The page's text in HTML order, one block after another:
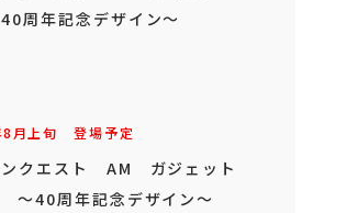
周年記念デザイン～
8月上旬 登場予定
ンクエスト AM ガジェット
～40周年記念デザイン～